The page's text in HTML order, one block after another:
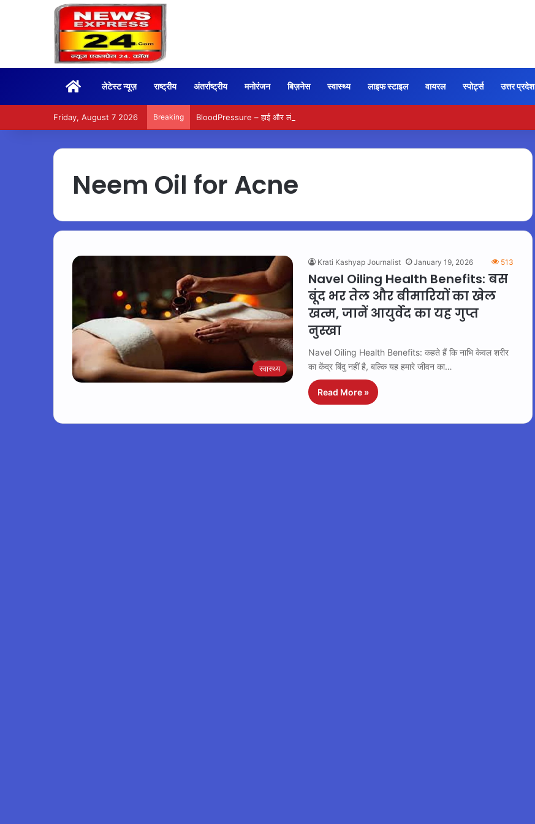
Homeलेटेस्ट न्यूज़ राष्ट्रीय अंतर्राष्ट्रीय मनोरंजन बिज़नेस स्वास्थ्य लाइफ स्टाइल वायरल स्पोर्ट्स उत्तर प्रदेश
Friday, August 7 2026 Breaking BloodPressure – हाई और लो बीपी में कितना नमक खाना सही, डॉक्टर ने बताया सुरक्षित मात्रा…
Neem Oil for Acne
स्वास्थ्य
Krati Kashyap Journalist January 19, 2026 513
Navel Oiling Health Benefits: बस
बूंद भर तेल और बीमारियों का खेल
खत्म, जानें आयुर्वेद का यह गुप्त
नुस्खा
Navel Oiling Health Benefits: कहते हैं कि नाभि केवल शरीर
का केंद्र बिंदु नहीं है, बल्कि यह हमारे जीवन का…
Read More »